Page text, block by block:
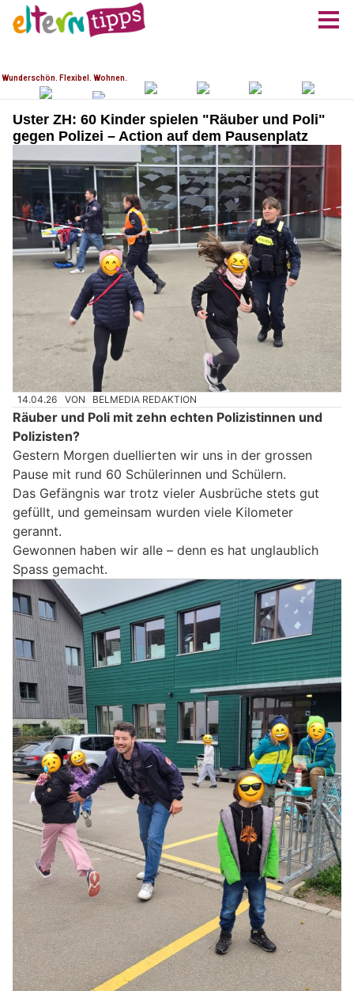
Uster ZH: 60 Kinder spielen "Räuber und Poli"
gegen Polizei – Action auf dem Pausenplatz
14.04.26 VON BELMEDIA REDAKTION
Räuber und Poli mit zehn echten Polizistinnen und
Polizisten?
Gestern Morgen duellierten wir uns in der grossen
Pause mit rund 60 Schülerinnen und Schülern.
Das Gefängnis war trotz vieler Ausbrüche stets gut
gefüllt, und gemeinsam wurden viele Kilometer
gerannt.
Gewonnen haben wir alle – denn es hat unglaublich
Spass gemacht.